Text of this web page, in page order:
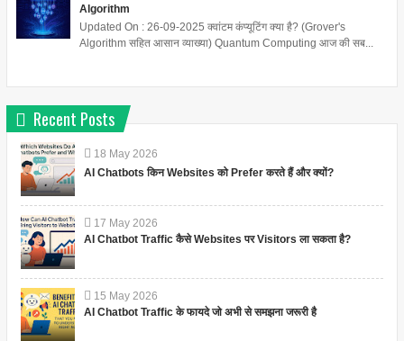
Algorithm
Updated On : 26-09-2025 क्वांटम कंप्यूटिंग क्या है? (Grover's
Algorithm सहित आसान व्याख्या) Quantum Computing आज की सब...
Recent Posts
18 May 2026
AI Chatbots किन Websites को Prefer करते हैं और क्यों?
17 May 2026
AI Chatbot Traffic कैसे Websites पर Visitors ला सकता है?
15 May 2026
AI Chatbot Traffic के फायदे जो अभी से समझना जरूरी है